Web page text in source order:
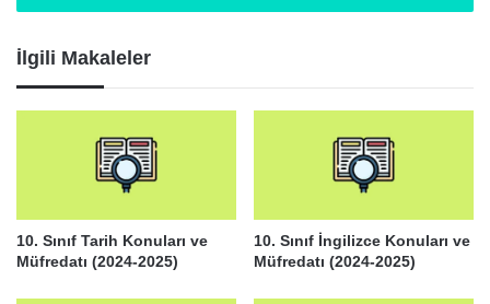
İlgili Makaleler
10. Sınıf Tarih Konuları ve
Müfredatı (2024-2025)
10. Sınıf İngilizce Konuları ve
Müfredatı (2024-2025)